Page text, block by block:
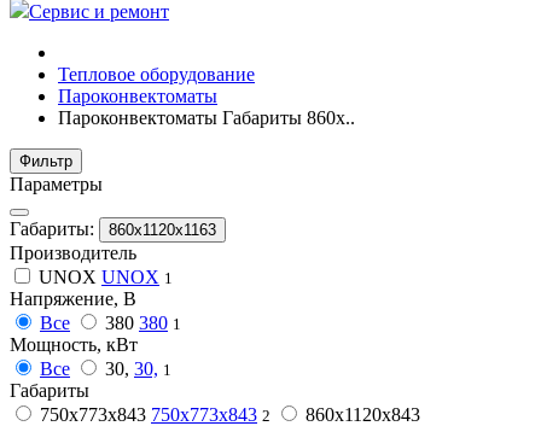
Сервис и ремонт
Тепловое оборудование
Пароконвектоматы
Пароконвектоматы Габариты 860х..
Фильтр
Параметры
Габариты: 860х1120х1163
Производитель
UNOX UNOX 1
Напряжение, В
Все
380 380 1
Мощность, кВт
Все
30, 30, 1
Габариты
750х773х843 750х773х843 2
860x1120x843